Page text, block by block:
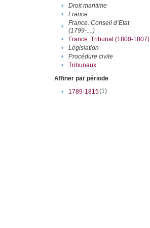
•
Droit maritime
•
France
•
France. Conseil d’Etat
(1799-....)
• France. Tribunat (1800-1807)
•
Législation
•
Procédure civile
•
Tribunaux
Affiner par période
•
1789-1815(1)